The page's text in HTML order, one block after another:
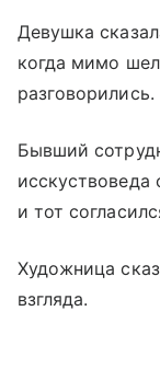
Девушка
когда мимо
разговорились.
Бывший
и тот
Художница
взгляда.